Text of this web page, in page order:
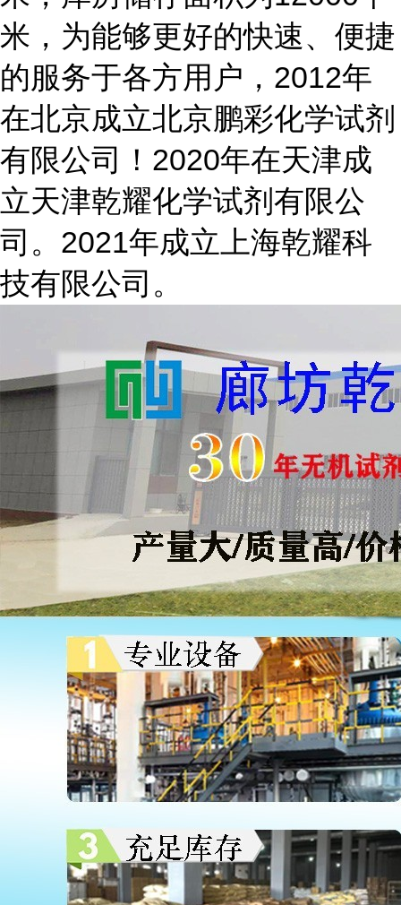
米，为能够更好的快速、便捷
的服务于各方用户，2012年
在北京成立北京鹏彩化学试剂
有限公司！2020年在天津成
立天津乾耀化学试剂有限公
司。2021年成立上海乾耀科
技有限公司。